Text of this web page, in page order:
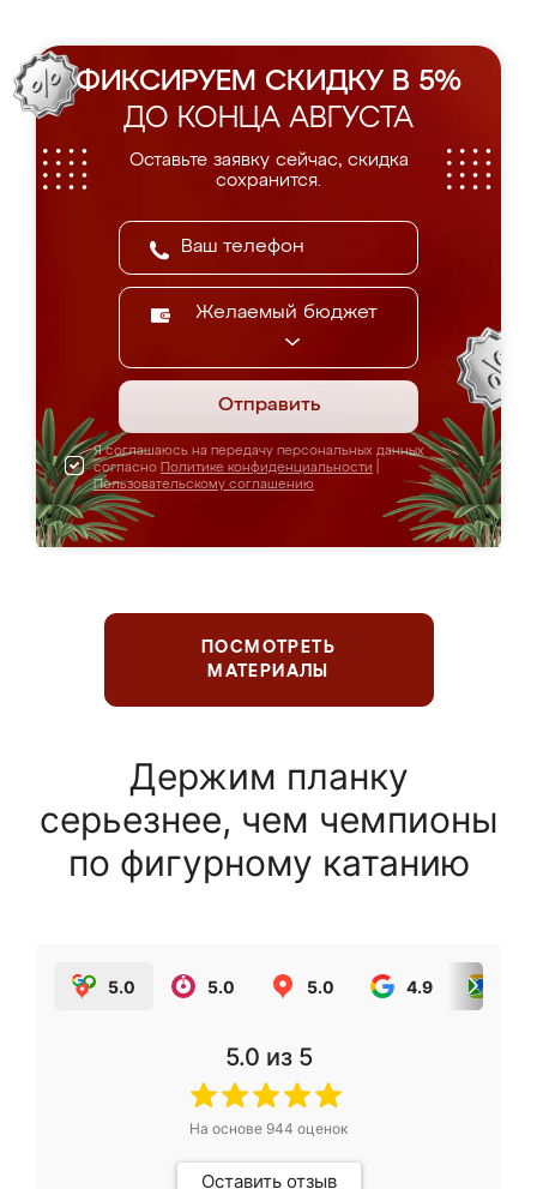
ФИКСИРУЕМ СКИДКУ В 5%
ДО КОНЦА АВГУСТА
Оставьте заявку сейчас, скидка
сохранится.
Желаемый бюджет
Отправить
Я соглашаюсь на передачу персональных данных
согласно Политике конфиденциальности
Пользовательскому соглашению
ПОСМОТРЕТЬ
МАТЕРИАЛЫ
Держим планку
серьезнее, чем чемпионы
по фигурному катанию
5.0 5.0 5.0 4.9
5.0 из 5
На основе 944 оценок
Оставить отзыв